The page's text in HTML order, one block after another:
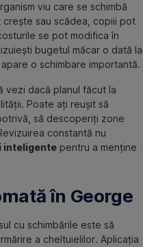
viu care se schimbă
crește sau scădea, copiii pot
se pot modifica în
bugetul măcar o dată la
o schimbare importantă.
vezi dacă planul făcut la
Poate ați reușit să
să descoperiți zone
constantă nu
inteligente pentru a menține
în George
cu schimbările este să
a cheltuielilor. Aplicația